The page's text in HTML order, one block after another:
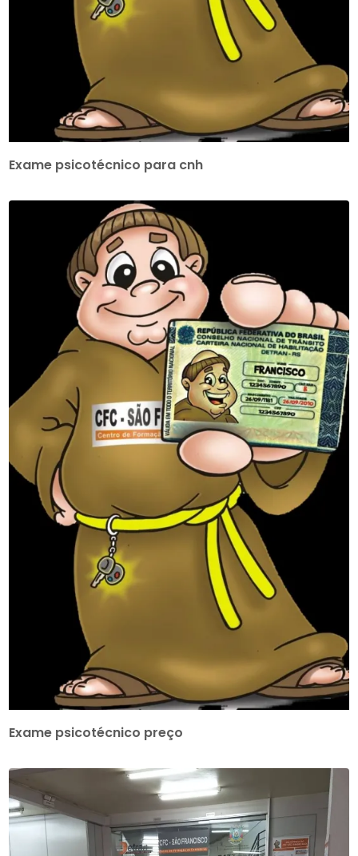
Exame psicotécnico para cnh
Exame psicotécnico preço